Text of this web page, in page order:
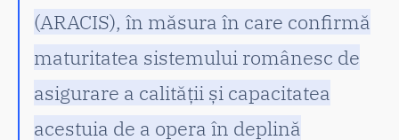
(ARACIS), în măsura în care confirmă
maturitatea sistemului românesc de
asigurare a calității și capacitatea
acestuia de a opera în deplină